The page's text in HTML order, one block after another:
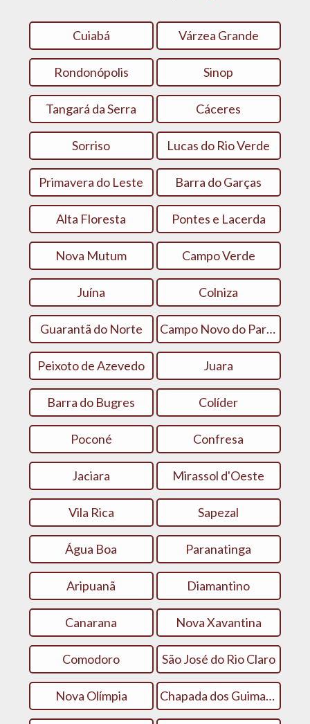
Cuiabá Várzea Grande
Rondonópolis Sinop
Tangará da Serra Cáceres
Sorriso Lucas do Rio Verde
Primavera do Leste Barra do Garças
Alta Floresta Pontes e Lacerda
Nova Mutum Campo Verde
Juína Colniza
Guarantã do Norte Campo Novo do Parecis
Peixoto de Azevedo Juara
Barra do Bugres Colíder
Poconé Confresa
Jaciara Mirassol d'Oeste
Vila Rica Sapezal
Água Boa Paranatinga
Aripuanã Diamantino
Canarana Nova Xavantina
Comodoro São José do Rio Claro
Nova Olímpia Chapada dos Guimarães